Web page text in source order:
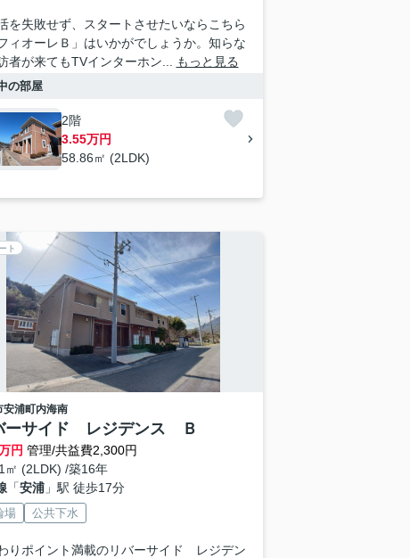
を失敗せず、スタートさせたいならこちら
ィオーレＢ」はいかがでしょうか。知らな
者が来てもTVインターホン...
もっと見る
の部屋
2階
3.55万円
58.86㎡ (2LDK)
ト
安浦町内海南
ーサイド レジデンス Ｂ
円 管理/共益費2,300円
㎡ (2LDK) /築16年
「安浦」駅 徒歩17分
場 公共下水
りポイント満載のリバーサイド レジデン